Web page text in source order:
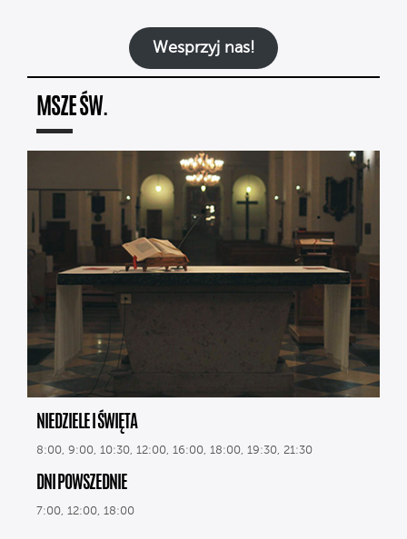
Wesprzyj nas!
MSZE ŚW.
NIEDZIELE I ŚWIĘTA
8:00, 9:00, 10:30, 12:00, 16:00, 18:00, 19:30, 21:30
DNI POWSZEDNIE
7:00, 12:00, 18:00